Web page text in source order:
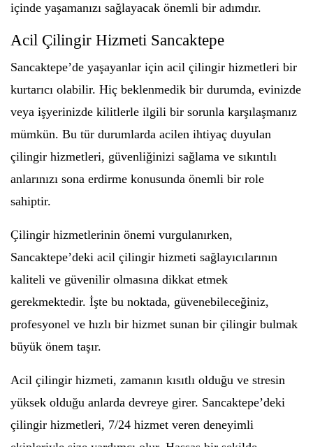
içinde yaşamanızı sağlayacak önemli bir adımdır.
Acil Çilingir Hizmeti Sancaktepe
Sancaktepe’de yaşayanlar için acil çilingir hizmetleri bir
kurtarıcı olabilir. Hiç beklenmedik bir durumda, evinizde
veya işyerinizde kilitlerle ilgili bir sorunla karşılaşmanız
mümkün. Bu tür durumlarda acilen ihtiyaç duyulan
çilingir hizmetleri, güvenliğinizi sağlama ve sıkıntılı
anlarınızı sona erdirme konusunda önemli bir role
sahiptir.
Çilingir hizmetlerinin önemi vurgulanırken,
Sancaktepe’deki acil çilingir hizmeti sağlayıcılarının
kaliteli ve güvenilir olmasına dikkat etmek
gerekmektedir. İşte bu noktada, güvenebileceğiniz,
profesyonel ve hızlı bir hizmet sunan bir çilingir bulmak
büyük önem taşır.
Acil çilingir hizmeti, zamanın kısıtlı olduğu ve stresin
yüksek olduğu anlarda devreye girer. Sancaktepe’deki
çilingir hizmetleri, 7/24 hizmet veren deneyimli